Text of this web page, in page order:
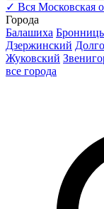
✓ Вся Московская
Города
Балашиха
Дзержинский
Жуковский
все города